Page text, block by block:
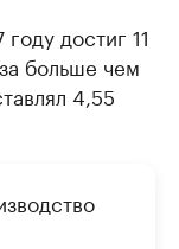
достиг 11
больше чем
4,55